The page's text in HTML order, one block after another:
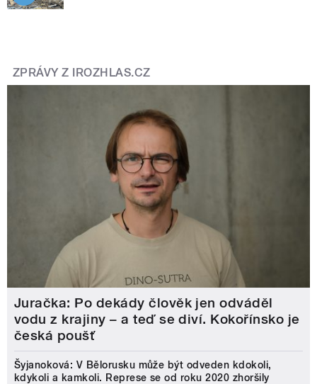
ZPRÁVY Z IROZHLAS.CZ
Juračka: Po dekády člověk jen odváděl
vodu z krajiny – a teď se diví. Kokořínsko je
česká poušť
Šyjanoková: V Bělorusku může být odveden kdokoli,
kdykoli a kamkoli. Represe se od roku 2020 zhoršily